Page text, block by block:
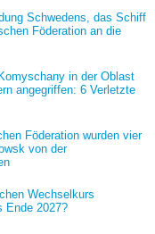
Schwedens, das Schiff
Föderation an die
in der Oblast
angegriffen: 6 Verletzte
Föderation wurden vier
von der
Wechselkurs
Ende 2027?